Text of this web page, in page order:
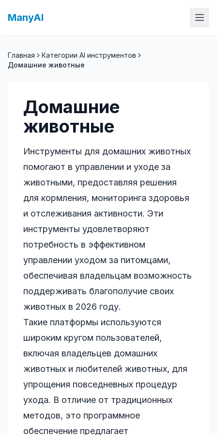
ManyAI
Главная
Категории AI инструментов
Домашние животные
Домашние
животные
Инструменты для домашних животных
помогают в управлении и уходе за
животными, предоставляя решения
для кормления, мониторинга здоровья
и отслеживания активности. Эти
инструменты удовлетворяют
потребность в эффективном
управлении уходом за питомцами,
обеспечивая владельцам возможность
поддерживать благополучие своих
животных в 2026 году.
Такие платформы используются
широким кругом пользователей,
включая владельцев домашних
животных и любителей животных, для
упрощения повседневных процедур
ухода. В отличие от традиционных
методов, это программное
обеспечение предлагает